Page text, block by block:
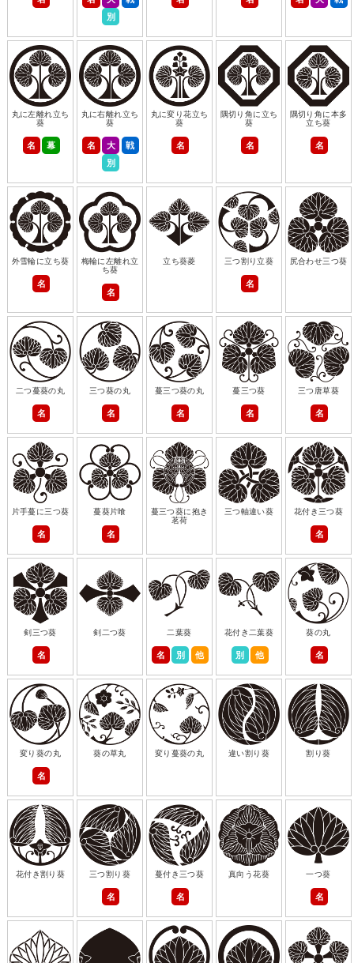
別
丸に左離れ立ち
葵
名 幕
丸に右離れ立ち
葵
名 大
戦
別
丸に変り花立ち
葵
名
隅切り角に立ち
葵
名
隅切り角に本多
立ち葵
名
外雪輪に立ち葵
名
梅輪に左離れ立
ち葵
名
立ち葵菱 三つ割り立葵
名
尻合わせ三つ葵
二つ蔓葵の丸
名
三つ葵の丸
名
蔓三つ葵の丸
名
蔓三つ葵
名
三つ唐草葵
名
片手蔓に三つ葵
名
蔓葵片喰
名
蔓三つ葵に抱き
茗荷
三つ軸違い葵 花付き三つ葵
名
剣三つ葵
名
剣二つ葵 二葉葵
名 別 他
花付き二葉葵
別 他
葵の丸
名
変り葵の丸
名
葵の草丸 変り蔓葵の丸 違い割り葵 割り葵
花付き割り葵 三つ割り葵
名
蔓付き三つ葵
名
真向う花葵 一つ葵
名